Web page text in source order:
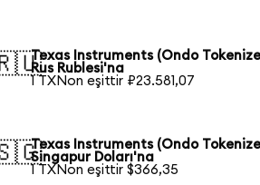
Texas Instruments (Ondo
Rus Rublesi'na
1 TXNon eşittir ₽23.581,07
Texas Instruments (Ondo
Singapur Doları'na
1 TXNon eşittir $366,35